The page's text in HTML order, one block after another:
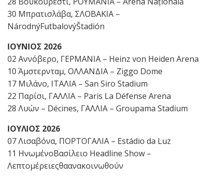
30 Μπρατισλάβα, ΣΛΟΒΑΚΙΑ –
NárodnýFutbalovýŠtadión
ΙΟΥΝΙΟΣ 2026
02 Αννόβερο, ΓΕΡΜΑΝΙΑ – Heinz von Heiden Arena
10 Άμστερνταμ, ΟΛΛΑΝΔΙΑ – Ziggo Dome
17 Μιλάνο, ΙΤΑΛΙΑ – San Siro Stadium
22 Παρίσι, ΓΑΛΛΙΑ – Paris La Défense Arena
28 Λυών – Décines, ΓΑΛΛΙΑ – Groupama Stadium
ΙΟΥΛΙΟΣ 2026
07 Λισαβόνα, ΠΟΡΤΟΓΑΛΙΑ – Estádio da Luz
11 ΗνωμένοΒασίλειο Headline Show –
Λεπτομέρειεςθαανακοινωθούν